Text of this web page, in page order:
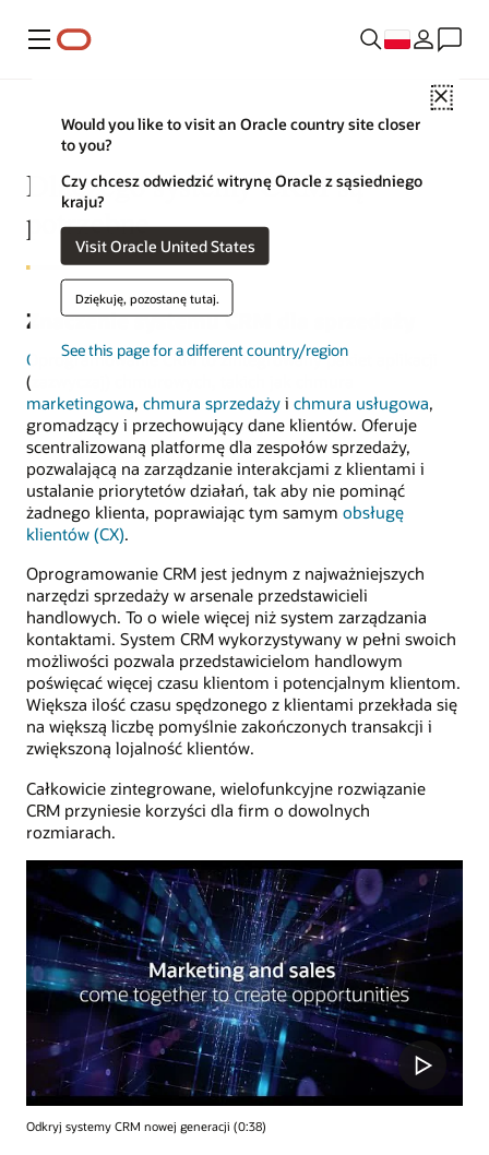
Menu
Close
Would you like to visit an Oracle country site closer
to you?
Czy chcesz odwiedzić witrynę Oracle z sąsiedniego
kraju?
Visit Oracle United States
Dziękuję, pozostanę tutaj.
See this page for a different country/region
Dlaczego systemy CRM są
potrzebne
Znaczenie systemu CRM dla sprzedaży
Oprogramowanie CRMto zintegrowany pakiet aplikacji
(zazwyczaj) chmurowych, takich jak
marketingowa, chmura sprzedaży i chmura usługowa,
gromadzący i przechowujący dane klientów. Oferuje
scentralizowaną platformę dla zespołów sprzedaży,
pozwalającą na zarządzanie interakcjami z klientami i
ustalanie priorytetów działań, tak aby nie pominąć
żadnego klienta, poprawiając tym samym obsługę
klientów (CX).
Oprogramowanie CRM jest jednym z najważniejszych
narzędzi sprzedaży w arsenale przedstawicieli
handlowych. To o wiele więcej niż system zarządzania
kontaktami. System CRM wykorzystywany w pełni swoich
możliwości pozwala przedstawicielom handlowym
poświęcać więcej czasu klientom i potencjalnym klientom.
Większa ilość czasu spędzonego z klientami przekłada się
na większą liczbę pomyślnie zakończonych transakcji i
zwiększoną lojalność klientów.
Całkowicie zintegrowane, wielofunkcyjne rozwiązanie
CRM przyniesie korzyści dla firm o dowolnych
rozmiarach.
Odkryj systemy CRM nowej generacji (0:38)